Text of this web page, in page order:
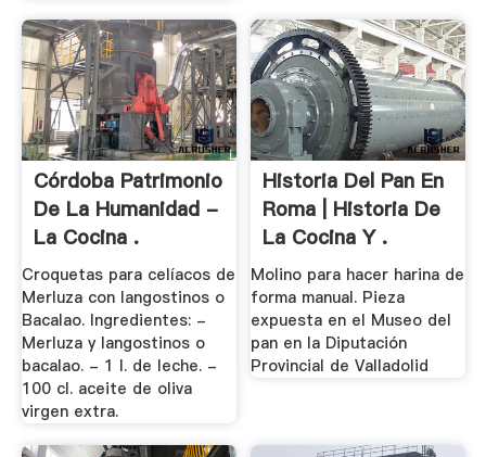
Córdoba Patrimonio
De La Humanidad -
La Cocina .
Croquetas para celíacos de
Merluza con langostinos o
Bacalao. Ingredientes: -
Merluza y langostinos o
bacalao. - 1 l. de leche. -
100 cl. aceite de oliva
virgen extra.
Historia Del Pan En
Roma | Historia De
La Cocina Y .
Molino para hacer harina de
forma manual. Pieza
expuesta en el Museo del
pan en la Diputación
Provincial de Valladolid